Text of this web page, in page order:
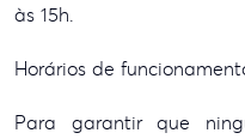
às 15h.
Horários de
Para garantir que